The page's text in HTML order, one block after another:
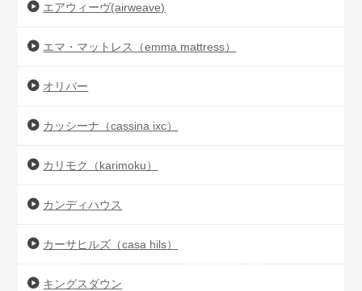
エアウィーヴ(airweave)
エマ・マットレス（emma mattress）
オリバー
カッシーナ（cassina ixc）
カリモク（karimoku）
カンディハウス
カーサヒルズ（casa hils）
キングスダウン